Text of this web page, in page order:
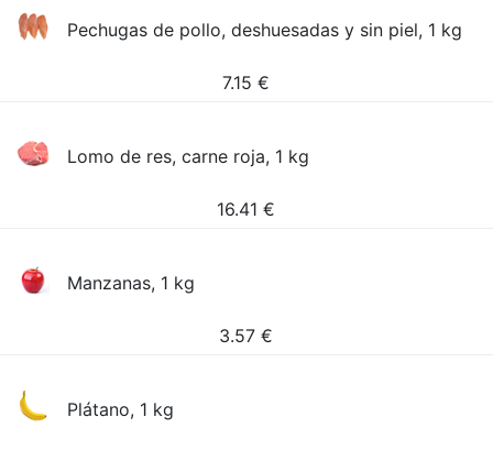
Pechugas de pollo, deshuesadas y sin piel, 1 kg
7.15 €
Lomo de res, carne roja, 1 kg
16.41 €
Manzanas, 1 kg
3.57 €
Plátano, 1 kg